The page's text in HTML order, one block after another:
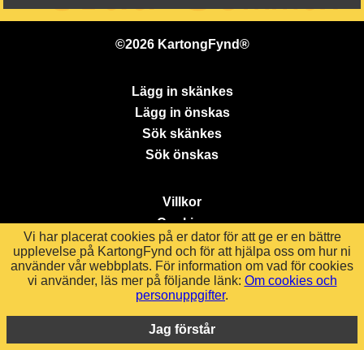
©2026 KartongFynd®
Lägg in skänkes
Lägg in önskas
Sök skänkes
Sök önskas
Villkor
Cookies
FAQ
Kontakt
KartongFynd
Vi har placerat cookies på er dator för att ge er en bättre
upplevelse på KartongFynd och för att hjälpa oss om hur ni
använder vår webbplats. För information om vad för cookies
vi använder, läs mer på följande länk: Om cookies och
personuppgifter.
Jag förstår